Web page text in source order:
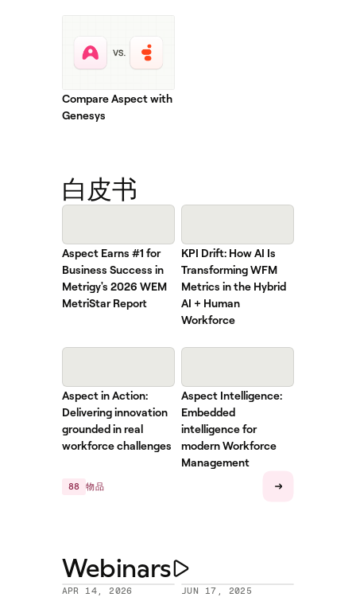
Compare Aspect with
Genesys
白皮书
Aspect Earns #1 for
Business Success in
Metrigy's 2026 WEM
MetriStar Report
KPI Drift: How AI Is
Transforming WFM
Metrics in the Hybrid
AI + Human
Workforce
Aspect in Action:
Delivering innovation
grounded in real
workforce challenges
Aspect Intelligence:
Embedded
intelligence for
modern Workforce
Management
88 物品
Webinars
APR 14, 2026 JUN 17, 2025